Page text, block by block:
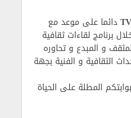
دائما على موعد مع
برنامج لقاءات ثقافية
و المبدع و تحاوره
الثقافية و الفنية بجهة
بوابتكم المطلة على الحياة